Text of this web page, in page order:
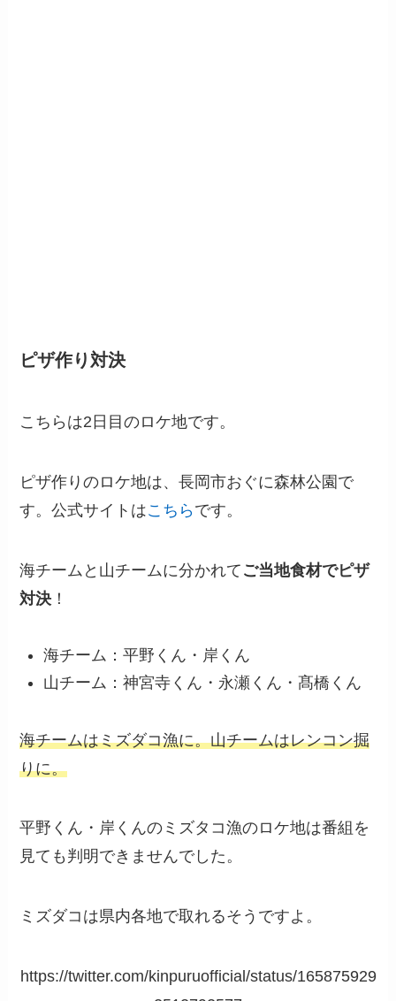
ピザ作り対決
こちらは2日目のロケ地です。
ピザ作りのロケ地は、長岡市おぐに森林公園で
す。公式サイトはこちらです。
海チームと山チームに分かれて ご当地食材でピザ
対決 ！
海チーム：平野くん・岸くん
山チーム：神宮寺くん・永瀬くん・髙橋くん
海チームはミズダコ漁に。山チームはレンコン掘
りに。
平野くん・岸くんのミズタコ漁のロケ地は番組を
見ても判明できませんでした。
ミズダコは県内各地で取れるそうですよ。
https://twitter.com/kinpuruofficial/status/165875929